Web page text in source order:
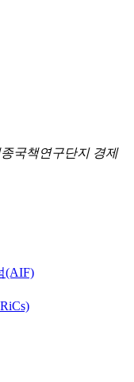
국책연구단지 경제
(AIF)